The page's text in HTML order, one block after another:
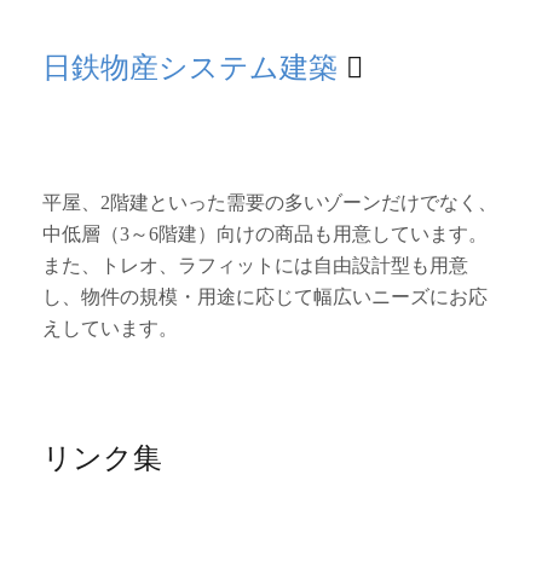
日鉄物産システム建築
平屋、2階建といった需要の多いゾーンだけでなく、
中低層（3～6階建）向けの商品も用意しています。
また、トレオ、ラフィットには自由設計型も用意
し、物件の規模・用途に応じて幅広いニーズにお応
えしています。
リンク集